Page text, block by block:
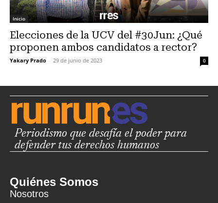
Inicio
Elecciones de la UCV del #30Jun: ¿Qué
proponen ambos candidatos a rector?
Yakary Prado - 29 de junio de 2023 0
Periodismo que desafía el poder para
defender tus derechos humanos
Quiénes Somos
Nosotros